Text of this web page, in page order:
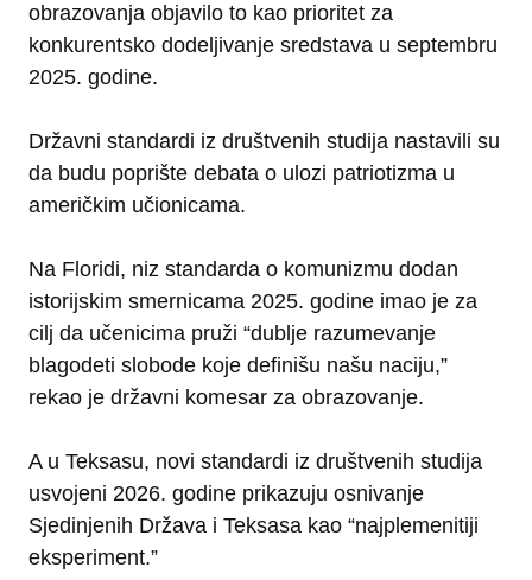
obrazovanja objavilo to kao prioritet za
konkurentsko dodeljivanje sredstava u septembru
2025. godine.
Državni standardi iz društvenih studija nastavili su
da budu poprište debata o ulozi patriotizma u
američkim učionicama.
Na Floridi, niz standarda o komunizmu dodan
istorijskim smernicama 2025. godine imao je za
cilj da učenicima pruži “dublje razumevanje
blagodeti slobode koje definišu našu naciju,”
rekao je državni komesar za obrazovanje.
A u Teksasu, novi standardi iz društvenih studija
usvojeni 2026. godine prikazuju osnivanje
Sjedinjenih Država i Teksasa kao “najplemenitiji
eksperiment.”